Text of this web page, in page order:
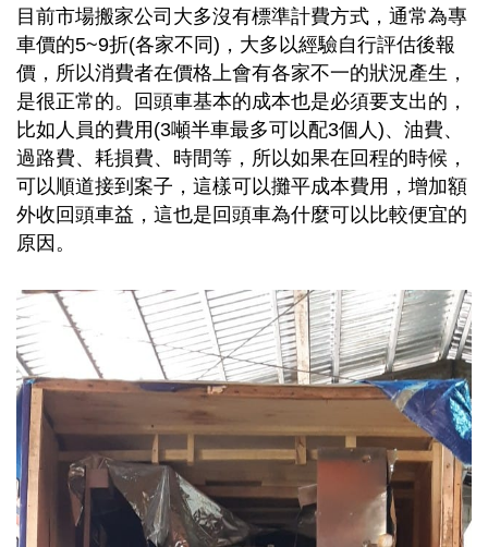
目前市場搬家公司大多沒有標準計費方式，通常為專
車價的5~9折(各家不同)，大多以經驗自行評估後報
價，所以消費者在價格上會有各家不一的狀況產生，
是很正常的。回頭車基本的成本也是必須要支出的，
比如人員的費用(3噸半車最多可以配3個人)、油費、
過路費、耗損費、時間等，所以如果在回程的時候，
可以順道接到案子，這樣可以攤平成本費用，增加額
外收回頭車益，這也是回頭車為什麼可以比較便宜的
原因。